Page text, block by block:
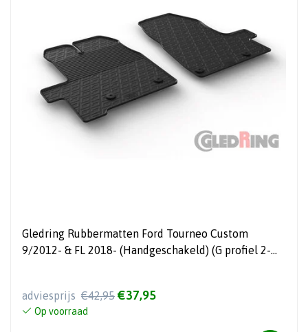
Gledring Rubbermatten Ford Tourneo Custom
9/2012- & FL 2018- (Handgeschakeld) (G profiel 2-
adviesprijs €42,95 €37,95
Op voorraad